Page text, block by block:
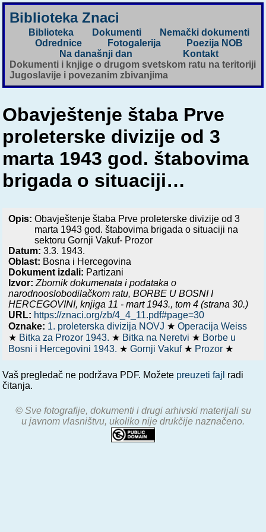
Biblioteka Znaci
Biblioteka Dokumenti
Nemački dokumenti
Odrednice
Fotogalerija
Poezija NOB
Na današnji dan
Kontakt
Dokumenti i knjige o drugom svetskom ratu na teritoriji
Jugoslavije i povezanim zbivanjima
Obavještenje štaba Prve
proleterske divizije od 3
marta 1943 god. štabovima
brigada o situaciji…
Opis:Obavještenje štaba Prve proleterske divizije od 3
marta 1943 god. štabovima brigada o situaciji na
sektoru Gornji Vakuf- Prozor
Datum:3.3. 1943.
Oblast: Bosna i Hercegovina
Dokument izdali: Partizani
Izvor: Zbornik dokumenata i podataka o
narodnooslobodilačkom ratu,BORBE U BOSNI I
HERCEGOVINI, knjiga 11 - mart 1943., tom 4 (strana 30.)
URL: https://znaci.org/zb/4_4_11.pdf#page=30
Oznake: 1. proleterska divizija NOVJ ★Operacija Weiss
★ Bitka za Prozor 1943. ★ Bitka na Neretvi ★ Borbe u
Bosni i Hercegovini 1943. ★Gornji Vakuf ★ Prozor ★
Vaš pregledač ne podržava PDF. Možete preuzeti fajl radi
čitanja.
© Sve fotografije, dokumenti i drugi arhivski materijali su
u javnom vlasništvu, ukoliko nije drukčije naznačeno.